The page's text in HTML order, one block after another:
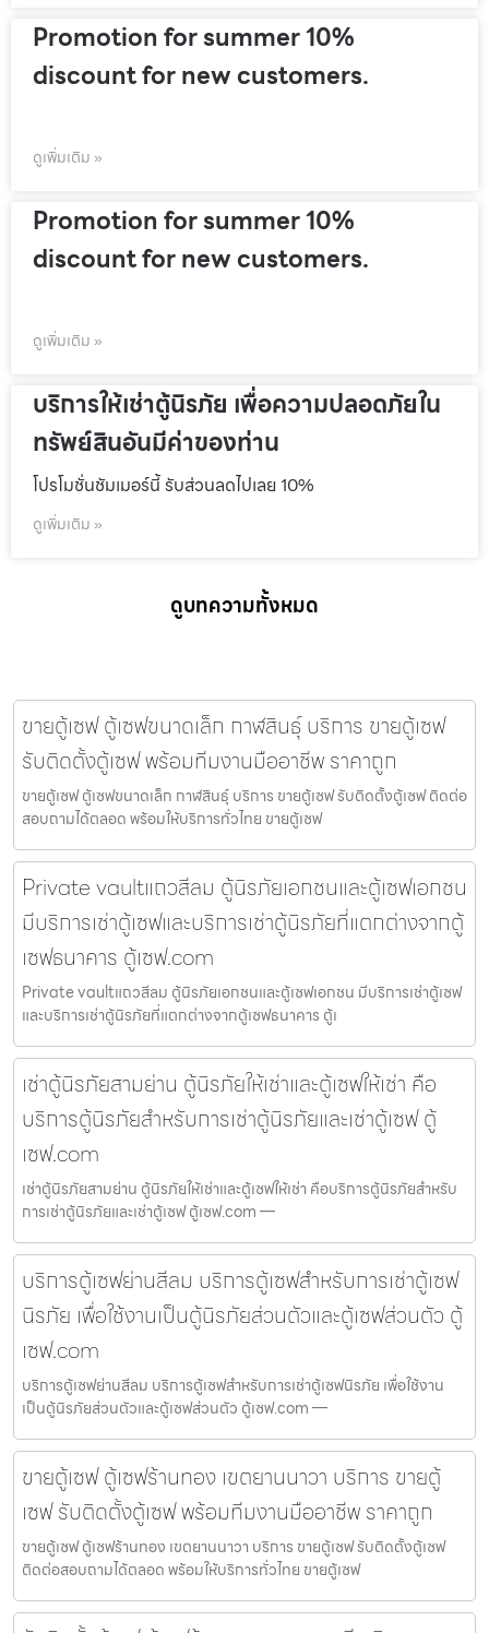
Promotion for summer 10%
discount for new customers.
ดูเพิ่มเติม »
Promotion for summer 10%
discount for new customers.
ดูเพิ่มเติม »
บริการให้เช่าตู้นิรภัย เพื่อความปลอดภัยใน
ทรัพย์สินอันมีค่าของท่าน
โปรโมชั่นชัมเมอร์นี้ รับส่วนลดไปเลย 10%
ดูเพิ่มเติม »
ดูบทความทั้งหมด
ขายตู้เซฟ ตู้เซฟขนาดเล็ก กาฬสินธุ์ บริการ ขายตู้เซฟ
รับติดตั้งตู้เซฟ พร้อมทีมงานมืออาชีพ ราคาถูก
ขายตู้เซฟ ตู้เซฟขนาดเล็ก กาฬสินธุ์ บริการ ขายตู้เซฟ รับติดตั้งตู้เซฟ ติดต่อ
สอบถามได้ตลอด พร้อมให้บริการทั่วไทย ขายตู้เซฟ
Private vaultแถวสีลม ตู้นิรภัยเอกชนและตู้เซฟเอกชน
มีบริการเช่าตู้เซฟและบริการเช่าตู้นิรภัยที่แตกต่างจากตู้
เซฟธนาคาร ตู้เซฟ.com
Private vaultแถวสีลม ตู้นิรภัยเอกชนและตู้เซฟเอกชน มีบริการเช่าตู้เซฟ
และบริการเช่าตู้นิรภัยที่แตกต่างจากตู้เซฟธนาคาร ตู้เ
เช่าตู้นิรภัยสามย่าน ตู้นิรภัยให้เช่าและตู้เซฟให้เช่า คือ
บริการตู้นิรภัยสำหรับการเช่าตู้นิรภัยและเช่าตู้เซฟ ตู้
เซฟ.com
เช่าตู้นิรภัยสามย่าน ตู้นิรภัยให้เช่าและตู้เซฟให้เช่า คือบริการตู้นิรภัยสำหรับ
การเช่าตู้นิรภัยและเช่าตู้เซฟ ตู้เซฟ.com —
บริการตู้เซฟย่านสีลม บริการตู้เซฟสำหรับการเช่าตู้เซฟ
นิรภัย เพื่อใช้งานเป็นตู้นิรภัยส่วนตัวและตู้เซฟส่วนตัว ตู้
เซฟ.com
บริการตู้เซฟย่านสีลม บริการตู้เซฟสำหรับการเช่าตู้เซฟนิรภัย เพื่อใช้งาน
เป็นตู้นิรภัยส่วนตัวและตู้เซฟส่วนตัว ตู้เซฟ.com —
ขายตู้เซฟ ตู้เซฟร้านทอง เขตยานนาวา บริการ ขายตู้
เซฟ รับติดตั้งตู้เซฟ พร้อมทีมงานมืออาชีพ ราคาถูก
ขายตู้เซฟ ตู้เซฟร้านทอง เขตยานนาวา บริการ ขายตู้เซฟ รับติดตั้งตู้เซฟ
ติดต่อสอบถามได้ตลอด พร้อมให้บริการทั่วไทย ขายตู้เซฟ